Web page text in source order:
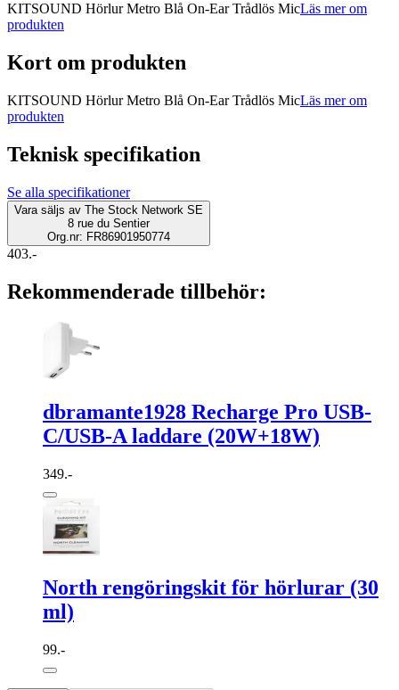
KITSOUND Hörlur Metro Blå On-Ear Trådlös MicLäs mer om
produkten
Kort om produkten
KITSOUND Hörlur Metro Blå On-Ear Trådlös MicLäs mer om
produkten
Teknisk specifikation
Se alla specifikationer
Vara säljs av The Stock Network SE
8 rue du Sentier
Org.nr: FR86901950774
403.-
Rekommenderade tillbehör:
dbramante1928 Recharge Pro USB-
C/USB-A laddare (20W+18W)
349.-
North rengöringskit för hörlurar (30
ml)
99.-